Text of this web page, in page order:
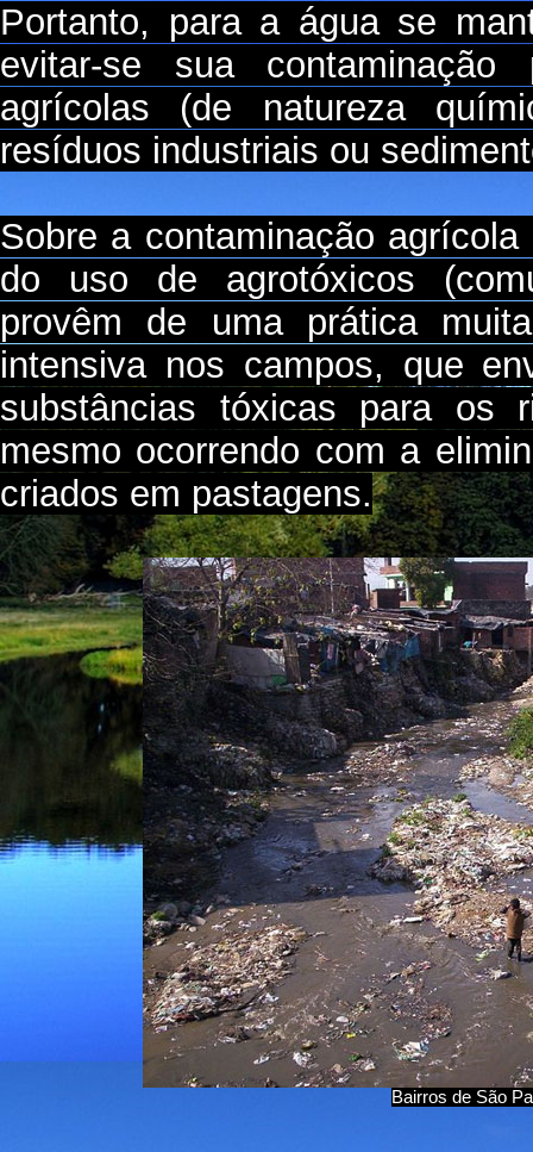
Portanto, para a água se
evitar-se sua
agrícolas (de natureza
resíduos industriais ou
Sobre a contaminação
do uso de agrotóxicos
provêm de uma prática
intensiva nos campos, que
substâncias tóxicas para os
mesmo ocorrendo com a
criados em pastagens.
Bairros de São